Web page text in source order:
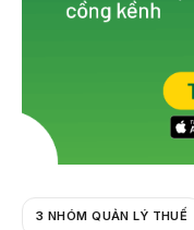
3 NHÓM QUẢN LÝ THUẾ